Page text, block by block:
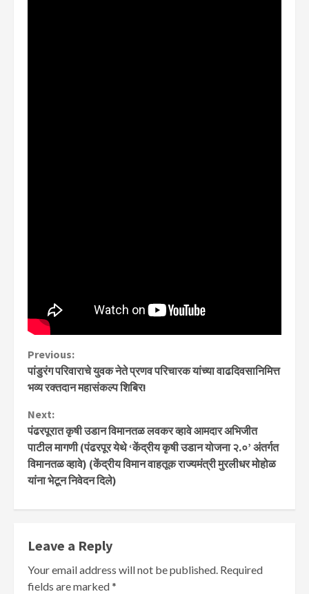
Continue
Reading
Previous:
पांडुरंग परिवाराचे युवक नेते प्रणव परिचारक यांच्या वाढदिवसानिमित्त
भव्य रक्तदान महासंकल्प शिबिर!
Next:
पंढरपूरात कृषी उडान विमानतळ लवकर व्हावे आमदार अभिजीत
पाटील मागणी (पंढरपूर येथे ‘केंद्रीय कृषी उडान योजना २.०’ अंतर्गत
विमानतळ व्हावे) (केंद्रीय विमान वाहतूक राज्यमंत्री मुरलीधर मोहोळ
यांना भेटून निवेदन दिले)
Leave a Reply
Your email address will not be published. Required
fields are marked*